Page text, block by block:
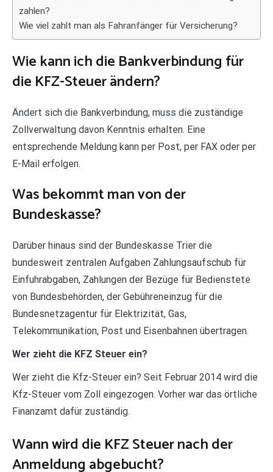
zahlen?
Wie viel zahlt man als Fahranfänger für Versicherung?
Wie kann ich die Bankverbindung für
die KFZ-Steuer ändern?
Ändert sich die Bankverbindung, muss die zuständige
Zollverwaltung davon Kenntnis erhalten. Eine
entsprechende Meldung kann per Post, per FAX oder per
E-Mail erfolgen.
Was bekommt man von der
Bundeskasse?
Darüber hinaus sind der Bundeskasse Trier die
bundesweit zentralen Aufgaben Zahlungsaufschub für
Einfuhrabgaben, Zahlungen der Bezüge für Bedienstete
von Bundesbehörden, der Gebühreneinzug für die
Bundesnetzagentur für Elektrizität, Gas,
Telekommunikation, Post und Eisenbahnen übertragen.
Wer zieht die KFZ Steuer ein?
Wer zieht die Kfz-Steuer ein? Seit Februar 2014 wird die
Kfz-Steuer vom Zoll eingezogen. Vorher war das örtliche
Finanzamt dafür zuständig.
Wann wird die KFZ Steuer nach der
Anmeldung abgebucht?